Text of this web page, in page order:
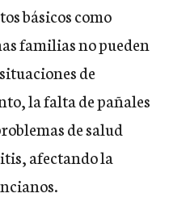
básicos como
familias no pueden
de
la falta de pañales
de salud
afectando la